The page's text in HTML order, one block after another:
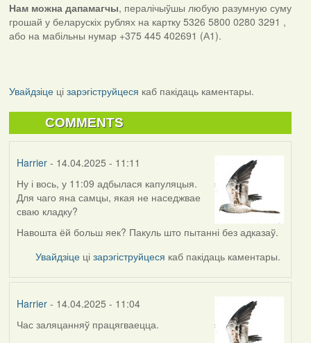
Нам можна дапамагчы, пералічыўшы любую разумную суму
грошай у беларускіх рублях на картку 5326 5800 0280 3291 ,
або на мабільны нумар +375 445 402691 (А1).
Увайдзіцеці зарэгіструйцеся каб пакідаць каментары.
COMMENTS
Harrier- 14.04.2025 - 11:11
Ну і вось, у 11:09 адбылася капуляцыя.
Для чаго яна самцы, якая не наседжвае
сваю кладку?
Навошта ёй больш яек? Пакуль што пытанні без адказаў.
Увайдзіце цізарэгіструйцеся каб пакідаць каментары.
Harrier- 14.04.2025 - 11:04
Час заляцанняў працягваецца.